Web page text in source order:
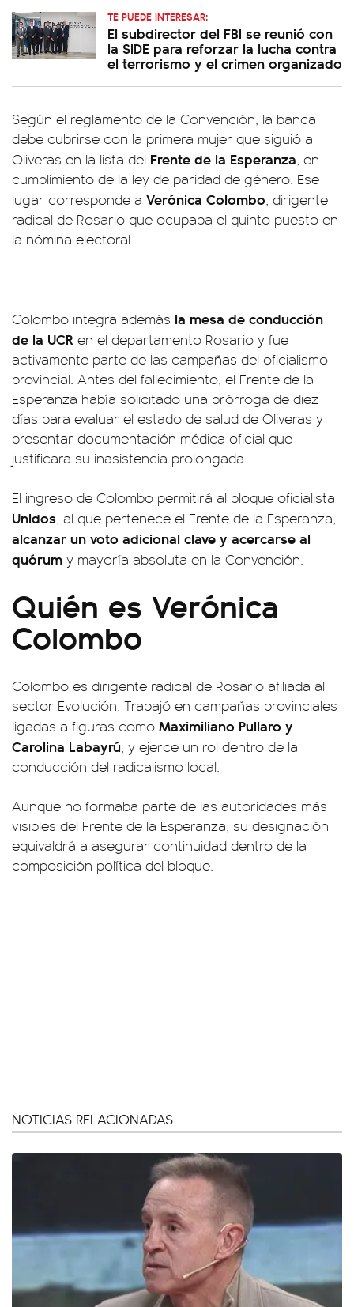
TE PUEDE INTERESAR:
El subdirector del FBI se reunió con
la SIDE para reforzar la lucha contra
el terrorismo y el crimen organizado
Según el reglamento de la Convención, la banca
debe cubrirse con la primera mujer que siguió a
Oliveras en la lista del Frente de la Esperanza, en
cumplimiento de la ley de paridad de género. Ese
lugar corresponde a Verónica Colombo, dirigente
radical de Rosario que ocupaba el quinto puesto en
la nómina electoral.
Colombo integra además la mesa de conducción
de la UCR en el departamento Rosario y fue
activamente parte de las campañas del oficialismo
provincial. Antes del fallecimiento, el Frente de la
Esperanza había solicitado una prórroga de diez
días para evaluar el estado de salud de Oliveras y
presentar documentación médica oficial que
justificara su inasistencia prolongada.
El ingreso de Colombo permitirá al bloque oficialista
Unidos, al que pertenece el Frente de la Esperanza,
alcanzar un voto adicional clave y acercarse al
quórum y mayoría absoluta en la Convención.
Quién es Verónica
Colombo
Colombo es dirigente radical de Rosario afiliada al
sector Evolución. Trabajó en campañas provinciales
ligadas a figuras como Maximiliano Pullaro y
Carolina Labayrú, y ejerce un rol dentro de la
conducción del radicalismo local.
Aunque no formaba parte de las autoridades más
visibles del Frente de la Esperanza, su designación
equivaldrá a asegurar continuidad dentro de la
composición política del bloque.
NOTICIAS RELACIONADAS